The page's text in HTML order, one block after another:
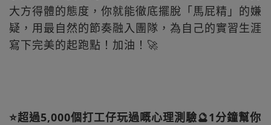
大方得體的態度，你就能徹底擺脫「馬屁精」的嫌
疑，用最自然的節奏融入團隊，為自己的實習生涯
寫下完美的起跑點！加油！🚀
⭐超過5,000個打工仔玩過嘅心理測驗🔮1分鐘幫你